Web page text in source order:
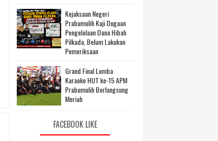
Kejaksaan Negeri
Prabumulih Kaji Dugaan
Pengelolaan Dana Hibah
Pilkada, Belum Lakukan
Pemeriksaan
Grand Final Lomba
Karaoke HUT ke-15 APM
Prabumulih Berlangsung
Meriah
FACEBOOK LIKE